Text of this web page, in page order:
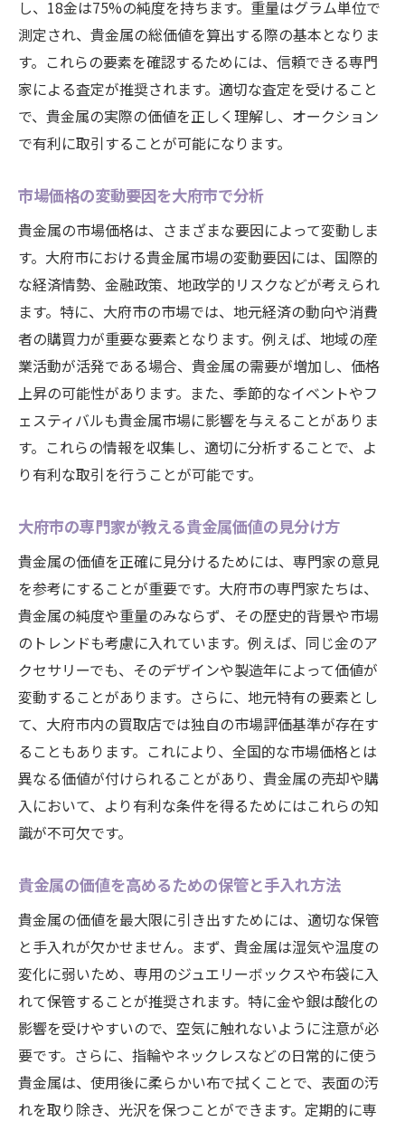
し、18金は75%の純度を持ちます。重量はグラム単位で
測定され、貴金属の総価値を算出する際の基本となりま
す。これらの要素を確認するためには、信頼できる専門
家による査定が推奨されます。適切な査定を受けること
で、貴金属の実際の価値を正しく理解し、オークション
で有利に取引することが可能になります。
市場価格の変動要因を大府市で分析
貴金属の市場価格は、さまざまな要因によって変動しま
す。大府市における貴金属市場の変動要因には、国際的
な経済情勢、金融政策、地政学的リスクなどが考えられ
ます。特に、大府市の市場では、地元経済の動向や消費
者の購買力が重要な要素となります。例えば、地域の産
業活動が活発である場合、貴金属の需要が増加し、価格
上昇の可能性があります。また、季節的なイベントやフ
ェスティバルも貴金属市場に影響を与えることがありま
す。これらの情報を収集し、適切に分析することで、よ
り有利な取引を行うことが可能です。
大府市の専門家が教える貴金属価値の見分け方
貴金属の価値を正確に見分けるためには、専門家の意見
を参考にすることが重要です。大府市の専門家たちは、
貴金属の純度や重量のみならず、その歴史的背景や市場
のトレンドも考慮に入れています。例えば、同じ金のア
クセサリーでも、そのデザインや製造年によって価値が
変動することがあります。さらに、地元特有の要素とし
て、大府市内の買取店では独自の市場評価基準が存在す
ることもあります。これにより、全国的な市場価格とは
異なる価値が付けられることがあり、貴金属の売却や購
入において、より有利な条件を得るためにはこれらの知
識が不可欠です。
貴金属の価値を高めるための保管と手入れ方法
貴金属の価値を最大限に引き出すためには、適切な保管
と手入れが欠かせません。まず、貴金属は湿気や温度の
変化に弱いため、専用のジュエリーボックスや布袋に入
れて保管することが推奨されます。特に金や銀は酸化の
影響を受けやすいので、空気に触れないように注意が必
要です。さらに、指輪やネックレスなどの日常的に使う
貴金属は、使用後に柔らかい布で拭くことで、表面の汚
れを取り除き、光沢を保つことができます。定期的に専